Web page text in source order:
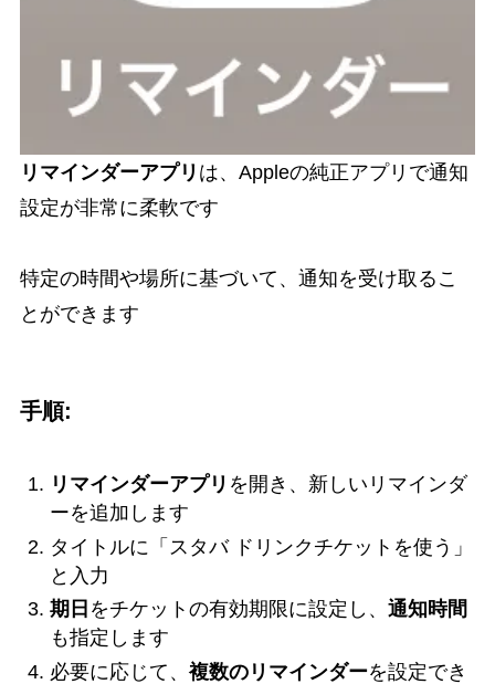
リマインダーアプリ は、Appleの純正アプリで通知
設定が非常に柔軟です
特定の時間や場所に基づいて、通知を受け取るこ
とができます
手順:
リマインダーアプリ を開き、新しいリマインダ
ーを追加します
タイトルに「スタバ ドリンクチケットを使う」
と入力
期日 をチケットの有効期限に設定し、 通知時間
も指定します
必要に応じて、 複数のリマインダーを設定でき